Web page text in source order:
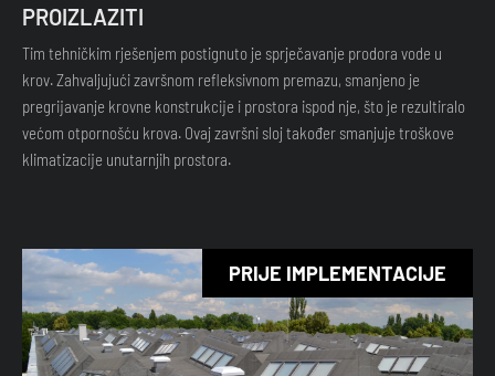
PROIZLAZITI
Tim tehničkim rješenjem postignuto je sprječavanje prodora vode u
krov. Zahvaljujući završnom refleksivnom premazu, smanjeno je
pregrijavanje krovne konstrukcije i prostora ispod nje, što je rezultiralo
većom otpornošću krova. Ovaj završni sloj također smanjuje troškove
klimatizacije unutarnjih prostora.
PRIJE IMPLEMENTACIJE